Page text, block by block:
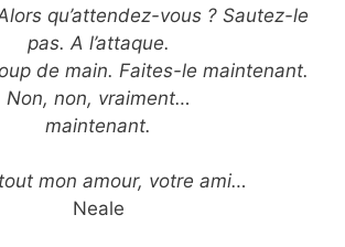
qu’attendez-vous ? Sautez-le
pas. A l’attaque.
de main. Faites-le maintenant.
Non, non, vraiment…
maintenant.
mon amour, votre ami…
Neale